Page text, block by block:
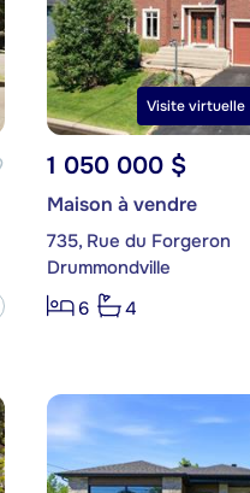
Visite virtuelle
1 050 000 $
Maison à vendre
735, Rue du Forgeron
Drummondville
6
4